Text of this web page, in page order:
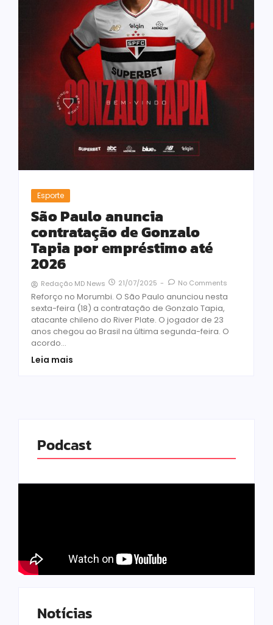
Esporte
São Paulo anuncia
contratação de Gonzalo
Tapia por empréstimo até
2026
Redação MD News 21/07/2025 - No Comments
Reforço no Morumbi. O São Paulo anunciou nesta
sexta-feira (18) a contratação de Gonzalo Tapia,
atacante chileno do River Plate. O jogador de 23
anos chegou ao Brasil na última segunda-feira. O
acordo...
Leia mais
Podcast
Notícias